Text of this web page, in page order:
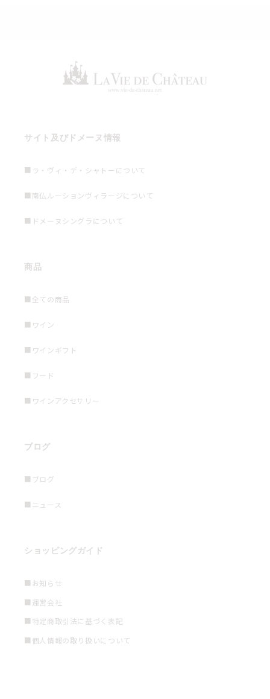
サイト及びドメーヌ情報
■ラ・ヴィ・デ・シャトーについて
■南仏ルーションヴィラージについて
■ドメーヌシングラについて
商品
■全ての商品
■ワイン
■ワインギフト
■フード
■ワインアクセサリー
ブログ
■ブログ
■ニュース
ショッピングガイド
■お知らせ
■運営会社
■特定商取引法に基づく表記
■個人情報の取り扱いについて